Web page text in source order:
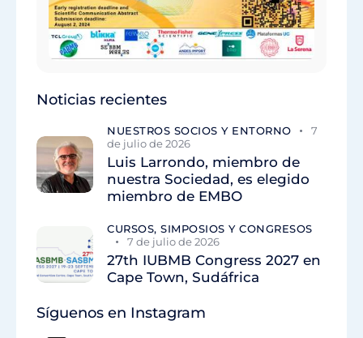
Noticias recientes
NUESTROS SOCIOS Y ENTORNO
7
de julio de 2026
Luis Larrondo, miembro de
nuestra Sociedad, es elegido
miembro de EMBO
CURSOS, SIMPOSIOS Y CONGRESOS
7 de julio de 2026
27th IUBMB Congress 2027 en
Cape Town, Sudáfrica
Síguenos en Instagram